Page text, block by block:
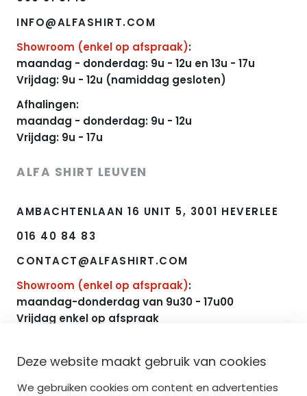
Deze website maakt gebruik van cookies
We gebruiken cookies om content en advertenties
INFO@ALFASHIRT.COM
Showroom (enkel op afspraak):
maandag - donderdag: 9u - 12u en 13u - 17u
Vrijdag: 9u - 12u (namiddag gesloten)
Afhalingen:
maandag - donderdag: 9u - 12u
Vrijdag: 9u - 17u
ALFA SHIRT LEUVEN
AMBACHTENLAAN 16 UNIT 5, 3001 HEVERLEE
016 40 84 83
CONTACT@ALFASHIRT.COM
Showroom (enkel op afspraak):
maandag-donderdag van 9u30 - 17u00
Vrijdag enkel op afspraak
NAVIGATIE